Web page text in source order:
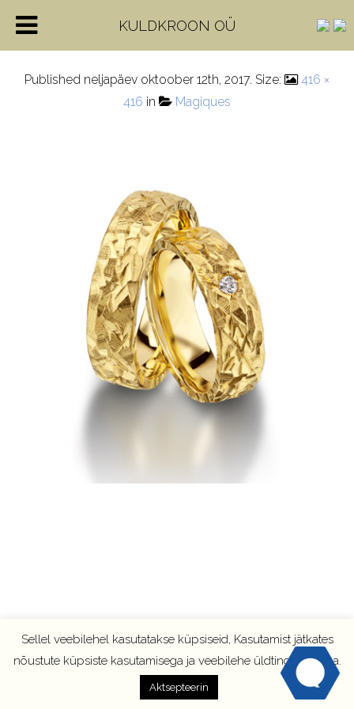
71-84070-YG
Published neljapäev oktoober 12th, 2017. Size:
416 ×
416 in Magiques
Sellel veebilehel kasutatakse küpsiseid, Kasutamist jätkates
nõustute küpsiste kasutamisega ja veebilehe üldtingimustega.
Aktsepteerin
KULDKROON OÜ